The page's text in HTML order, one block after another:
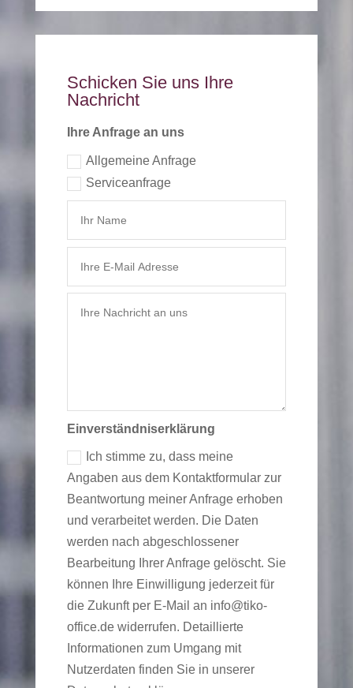
Schicken Sie uns Ihre
Nachricht
Ihre Anfrage an uns
Allgemeine Anfrage
Serviceanfrage
Einverständniserklärung
Ich stimme zu, dass meine
Angaben aus dem Kontaktformular zur
Beantwortung meiner Anfrage erhoben
und verarbeitet werden. Die Daten
werden nach abgeschlossener
Bearbeitung Ihrer Anfrage gelöscht. Sie
können Ihre Einwilligung jederzeit für
die Zukunft per E-Mail an info@tiko-
office.de widerrufen. Detaillierte
Informationen zum Umgang mit
Nutzerdaten finden Sie in unserer